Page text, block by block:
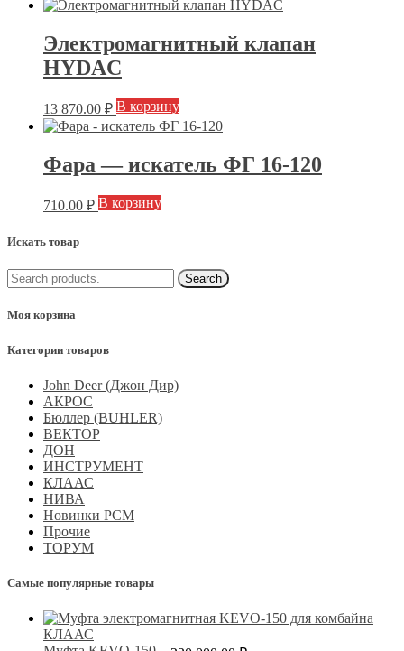
Электромагнитный клапан
HYDAC
13 870.00 ₽ В корзину
Фара — искатель ФГ 16-120
710.00 ₽ В корзину
Искать товар
Моя корзина
Категории товаров
John Deer (Джон Дир)
АКРОС
Бюллер (BUHLER)
ВЕКТОР
ДОН
ИНСТРУМЕНТ
КЛААС
НИВА
Новинки РСМ
Прочие
ТОРУМ
Самые популярные товары